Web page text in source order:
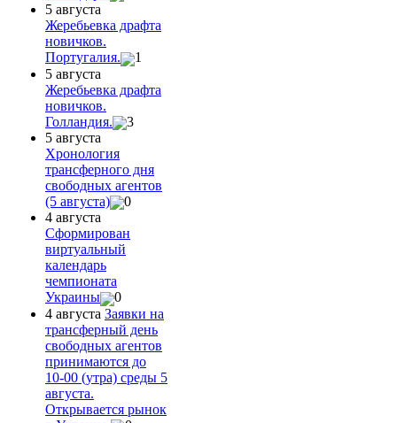
5 августа
Жеребьевка драфта
новичков.
Португалия.
1
5 августа
Жеребьевка драфта
новичков.
Голландия.
3
5 августа
Хронология
трансферного дня
свободных агентов
(5 августа)
0
4 августа
Сформирован
виртуальный
календарь
чемпионата
Украины
0
4 августа Заявки на
трансферный день
свободных агентов
принимаются до
10-00 (утра) среды 5
августа.
Открывается рынок